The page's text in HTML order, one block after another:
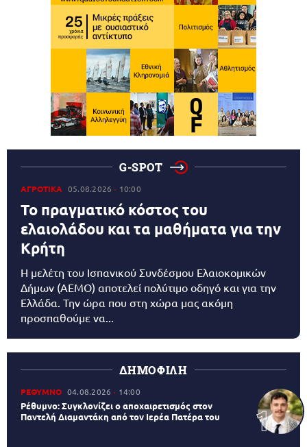
G-SPOT
ΑΓΡΟΤΙΚΑ 05.08.2026 10:00
Το πραγματικό κόστος του
ελαιολάδου και τα μαθήματα για την
Κρήτη
Η μελέτη του Ισπανικού Συνδέσμου Ελαιοκομικών
Δήμων (AEMO) αποτελεί πολύτιμο οδηγό και για την
Ελλάδα. Την ώρα που στη χώρα μας ακόμη
προσπαθούμε να...
ΔΗΜΟΦΙΛΗ
ΡΕΘΥΜΝΟ 04.08.2026 14:00
Ρέθυμνο: Συγκλονίζει ο αποχαιρετισμός στον
Παντελή Διαμαντάκη από τον Ιερέα Πατέρα του